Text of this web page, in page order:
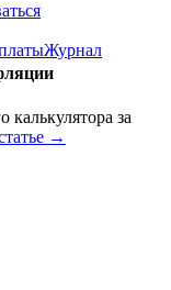
Журнал
калькулятора за
→